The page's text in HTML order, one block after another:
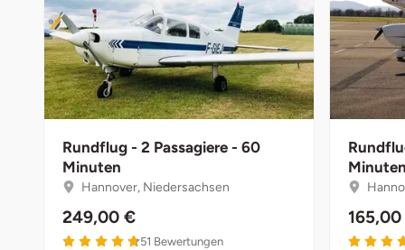
Rundflug - 2 Passagiere - 60
Minuten
Hannover, Niedersachsen
249,00 €
51 Bewertungen
Minuten
Frankfurt am Main
Freiberg
Freiburg
Fürstenfeldbruck